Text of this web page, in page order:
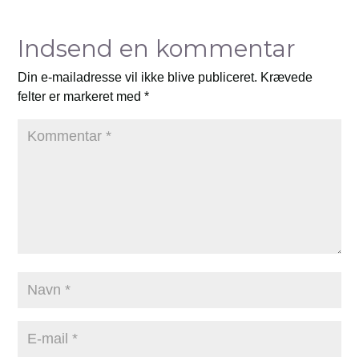
Indsend en kommentar
Din e-mailadresse vil ikke blive publiceret. Krævede
felter er markeret med*